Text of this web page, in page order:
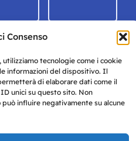
Consenso
tecnologie come i cookie
informazioni del dispositivo. Il
di elaborare dati come il
unici su questo sito. Non
influire negativamente su alcune